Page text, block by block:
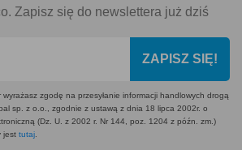
Zapisz się do newslettera już dziś
ZAPISZ SIĘ!
zgodę na przesyłanie informacji handlowych drogą
sp. z o.o., zgodnie z ustawą z dnia 18 lipca 2002r. o
(Dz. U. z 2002 r. Nr 144, poz. 1204 z późn. zm.)
jest tutaj